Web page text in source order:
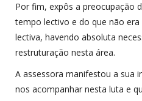
Por fim, expôs a preocupação
tempo lectivo e do que não
lectiva, havendo absoluta
restruturação nesta área.
A assessora manifestou a sua
nos acompanhar nesta luta e